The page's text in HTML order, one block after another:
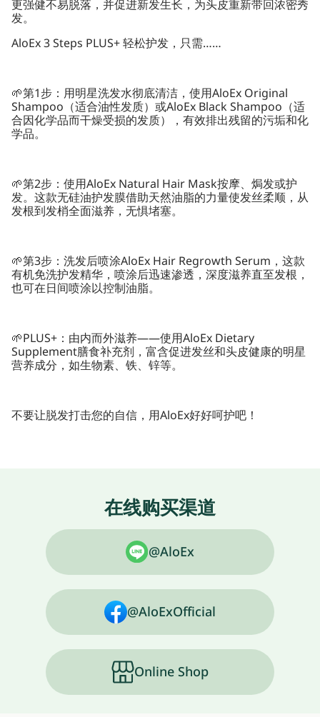
更强健不易脱落，并促进新发生长，为头皮重新带回浓密秀
发。
AloEx 3 Steps PLUS+ 轻松护发，只需……
🌱第1步：用明星洗发水彻底清洁，使用AloEx Original
Shampoo（适合油性发质）或AloEx Black Shampoo（适
合因化学品而干燥受损的发质），有效排出残留的污垢和化
学品。
🌱第2步：使用AloEx Natural Hair Mask按摩、焗发或护
发。这款无硅油护发膜借助天然油脂的力量使发丝柔顺，从
发根到发梢全面滋养，无惧堵塞。
🌱第3步：洗发后喷涂AloEx Hair Regrowth Serum，这款
有机免洗护发精华，喷涂后迅速渗透，深度滋养直至发根，
也可在日间喷涂以控制油脂。
🌱PLUS+：由内而外滋养——使用AloEx Dietary
Supplement膳食补充剂，富含促进发丝和头皮健康的明星
营养成分，如生物素、铁、锌等。
不要让脱发打击您的自信，用AloEx好好呵护吧！
在线购买渠道
@AloEx
@AloExOfficial
Online Shop